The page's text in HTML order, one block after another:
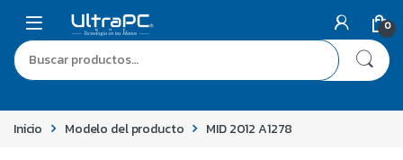
Skip to navigation
0
Buscar por:
Inicio Modelo del producto MID 2012 A1278